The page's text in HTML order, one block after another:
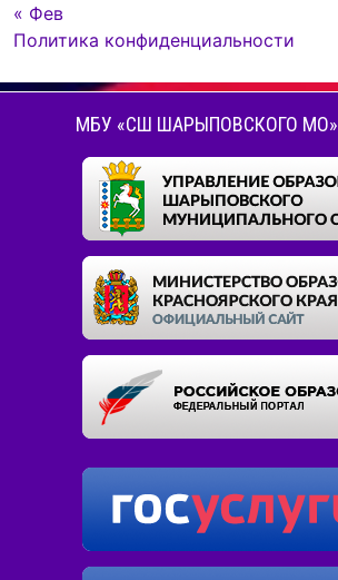
« Фев
Политика конфиденциальности
МБУ «СШ ШАРЫПОВСКОГО МО»